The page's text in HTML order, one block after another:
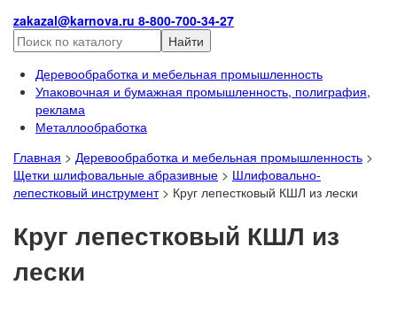
zakazal@karnova.ru 8-800-700-34-27
Найти
Деревообработка и мебельная промышленность
Упаковочная и бумажная промышленность, полиграфия,
реклама
Металлообработка
Главная > Деревообработка и мебельная промышленность >
Щетки шлифовальные абразивные > Шлифовально-
лепестковый инструмент> Круг лепестковый КШЛ из лески
Круг лепестковый КШЛ из
лески